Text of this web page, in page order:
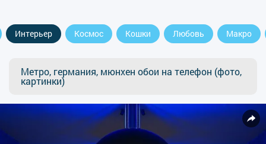
Интерьер Космос Кошки Любовь Макро
Метро, германия, мюнхен обои на телефон (фото,
картинки)